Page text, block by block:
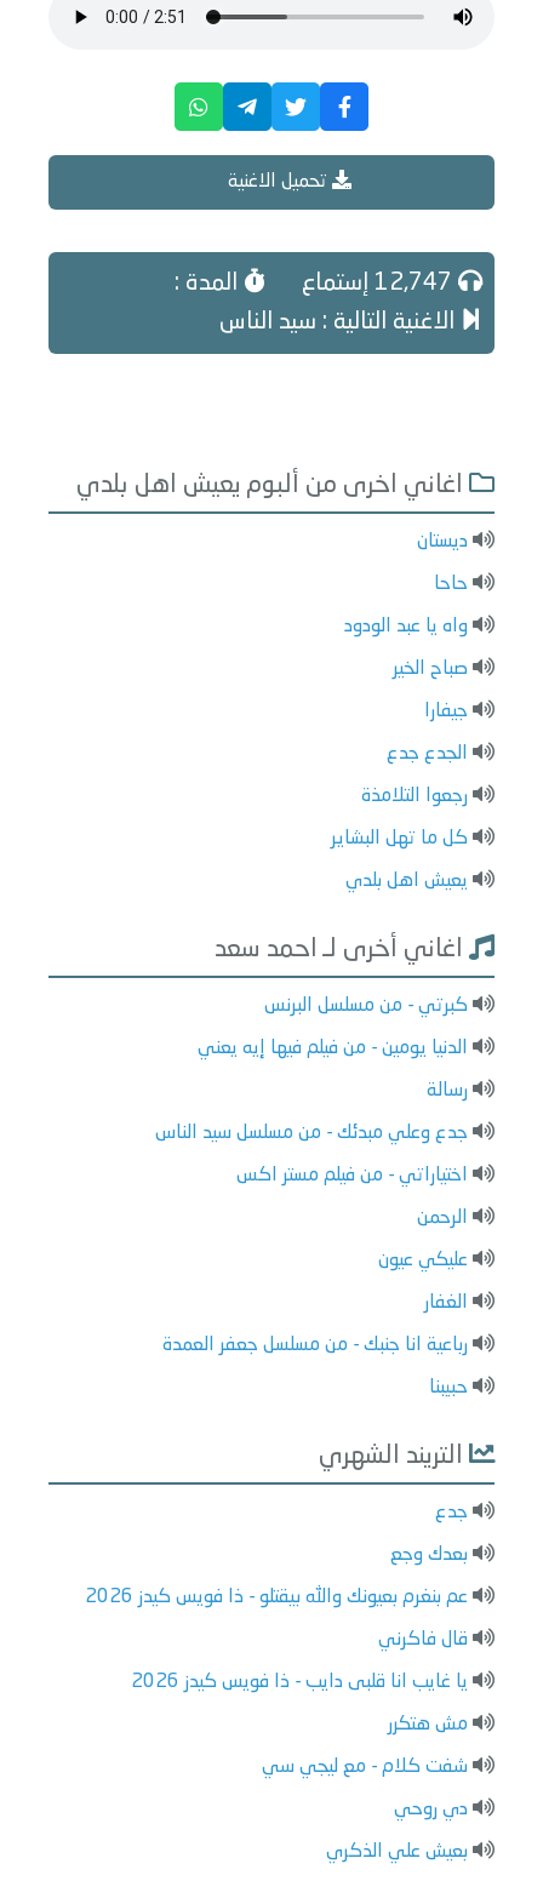
تحميل الاغنية
المدة :
الاغنية التالية : سيد الناس
اغاني اخرى من ألبوم يعيش اهل بلدي
ديستان
حاحا
واه يا عبد الودود
صباح الخير
جيفارا
الجدع جدع
رجعوا التلامذة
كل ما تهل البشاير
يعيش اهل بلدي
اغاني أخرى لـ احمد سعد
كبرتي - من مسلسل البرنس
الدنيا يومين - من فيلم فيها إيه يعني
رسالة
جدع وعلي مبدئك - من مسلسل سيد الناس
اختياراتي - من فيلم مستر اكس
الرحمن
عليكي عيون
الغفار
رباعية انا جنبك - من مسلسل جعفر العمدة
حبيبنا
التريند الشهري
جدع
بعدك وجع
عم بنغرم بعيونك والله بيقتلو - ذا فويس كيدز 2026
قال فاكرني
يا غايب انا قلبى دايب - ذا فويس كيدز 2026
مش هتكرر
شفت كلام - مع ليجي سي
دي روحي
بعيش علي الذكري